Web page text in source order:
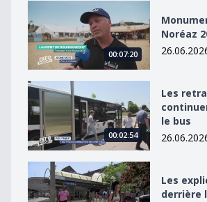
Monumental Giron Noréaz 2026
00:07:20
Noréaz
Les retraités continueront de
00:02:54
Les
le bus
Les explications derrière la canicule
Les
derrière